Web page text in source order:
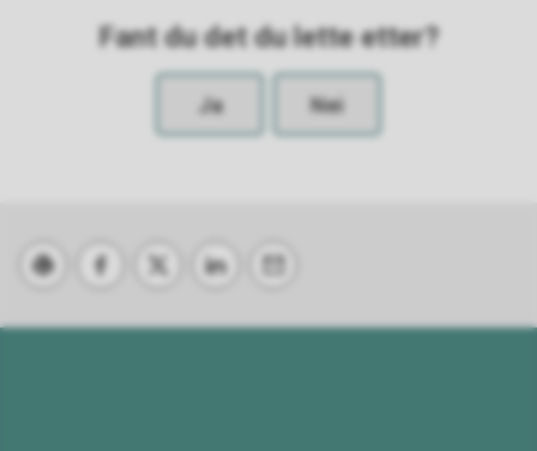
Fant du det du lette etter?
Ja Nei